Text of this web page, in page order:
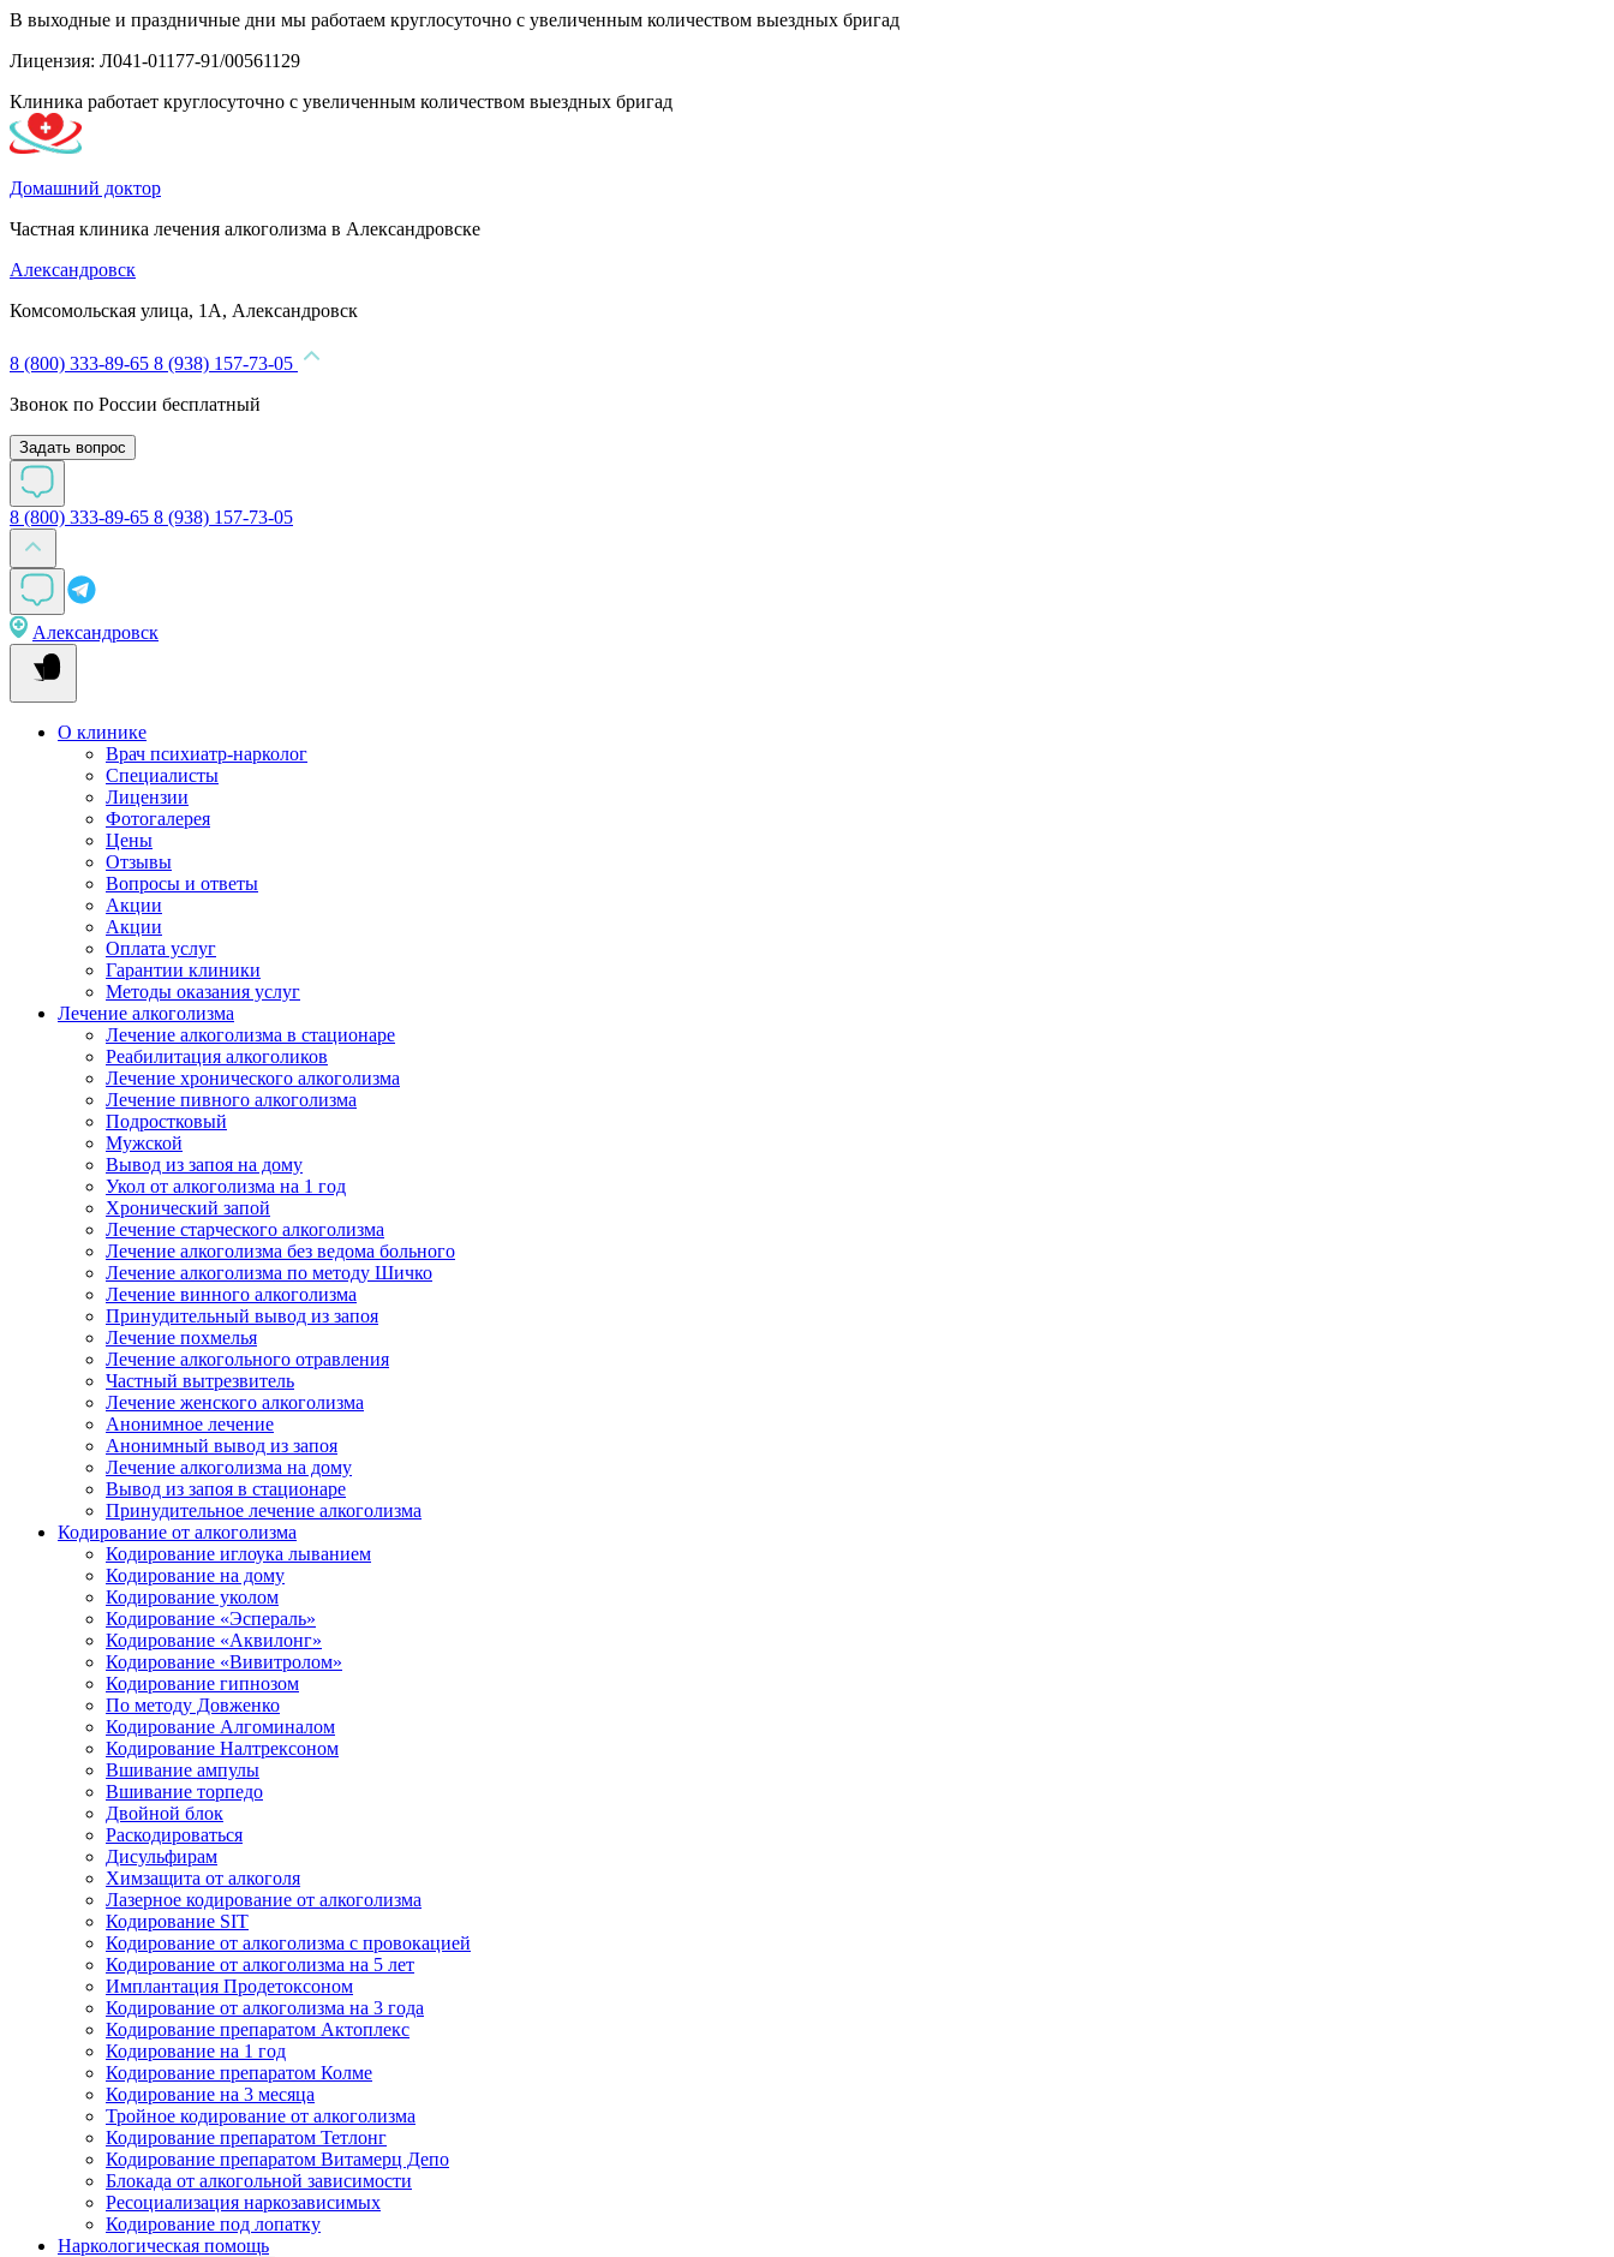
В выходные и праздничные дни мы работаем круглосуточно с увеличенным количеством выездных бригад
Лицензия: Л041-01177-91/00561129
Клиника работает круглосуточно с увеличенным количеством выездных бригад
Домашний доктор
Частная клиника лечения алкоголизма в Александровске
Александровск
Комсомольская улица, 1А, Александровск
8 (800) 333-89-65 8 (938) 157-73-05
Звонок по России бесплатный
Задать вопрос
8 (800) 333-89-65 8 (938) 157-73-05
Александровск
О клинике
Врач психиатр-нарколог
Специалисты
Лицензии
Фотогалерея
Цены
Отзывы
Вопросы и ответы
Акции
Акции
Оплата услуг
Гарантии клиники
Методы оказания услуг
Лечение алкоголизма
Лечение алкоголизма в стационаре
Реабилитация алкоголиков
Лечение хронического алкоголизма
Лечение пивного алкоголизма
Подростковый
Мужской
Вывод из запоя на дому
Укол от алкоголизма на 1 год
Хронический запой
Лечение старческого алкоголизма
Лечение алкоголизма без ведома больного
Лечение алкоголизма по методу Шичко
Лечение винного алкоголизма
Принудительный вывод из запоя
Лечение похмелья
Лечение алкогольного отравления
Частный вытрезвитель
Лечение женского алкоголизма
Анонимное лечение
Анонимный вывод из запоя
Лечение алкоголизма на дому
Вывод из запоя в стационаре
Принудительное лечение алкоголизма
Кодирование от алкоголизма
Кодирование иглоука лыванием
Кодирование на дому
Кодирование уколом
Кодирование «Эспераль»
Кодирование «Аквилонг»
Кодирование «Вивитролом»
Кодирование гипнозом
По методу Довженко
Кодирование Алгоминалом
Кодирование Налтрексоном
Вшивание ампулы
Вшивание торпедо
Двойной блок
Раскодироваться
Дисульфирам
Химзащита от алкоголя
Лазерное кодирование от алкоголизма
Кодирование SIT
Кодирование от алкоголизма с провокацией
Кодирование от алкоголизма на 5 лет
Имплантация Продетоксоном
Кодирование от алкоголизма на 3 года
Кодирование препаратом Актоплекс
Кодирование на 1 год
Кодирование препаратом Колме
Кодирование на 3 месяца
Тройное кодирование от алкоголизма
Кодирование препаратом Тетлонг
Кодирование препаратом Витамерц Депо
Блокада от алкогольной зависимости
Ресоциализация наркозависимых
Кодирование под лопатку
Наркологическая помощь